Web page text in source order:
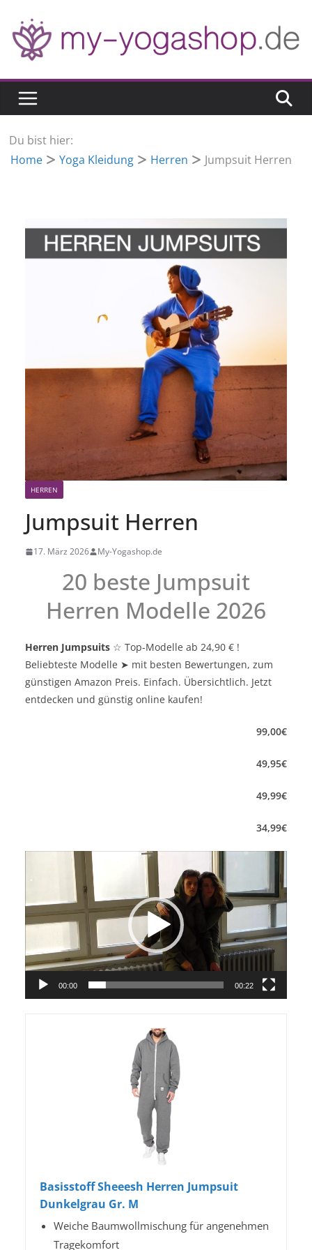
Inhalt
springen
Du bist hier:
Home
Yoga Kleidung Herren Jumpsuit Herren
HERREN
Jumpsuit Herren
17. März 2026 My-Yogashop.de
20 beste Jumpsuit
Herren Modelle 2026
Herren Jumpsuits ☆ Top-Modelle ab 24,90 € !
Beliebteste Modelle ➤ mit besten Bewertungen, zum
günstigen Amazon Preis. Einfach. Übersichtlich. Jetzt
entdecken und günstig online kaufen!
99,00€
49,95€
49,99€
34,99€
Player
00:00 00:22
Basisstoff Sheeesh Herren Jumpsuit
Dunkelgrau Gr. M
Weiche Baumwollmischung für angenehmen
Tragekomfort